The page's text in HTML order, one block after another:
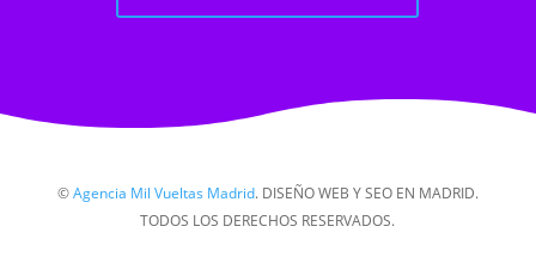
©Agencia Mil Vueltas Madrid. DISEÑO WEB Y SEO EN MADRID.
TODOS LOS DERECHOS RESERVADOS.